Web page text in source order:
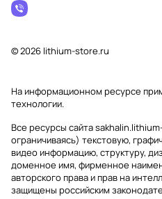
© 2026 lithium-store.ru
На информационном ресурсе
технологии.
Все ресурсы сайта
ограничиваясь) текстовую,
видео информацию, структуру,
доменное имя, фирменное
авторского права и прав на
защищены российским